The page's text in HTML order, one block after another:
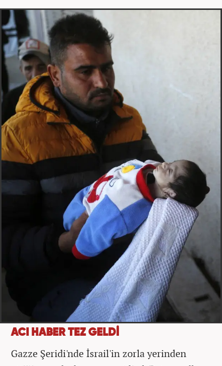
ACI HABER TEZ GELDİ
Gazze Şeridi'nde İsrail'in zorla yerinden